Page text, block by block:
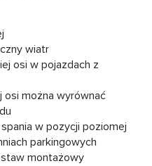
wiatr
osi w pojazdach z
osi można wyrównać
w pozycji poziomej
parkingowych
montażowy